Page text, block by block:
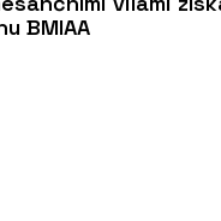
BMIAA